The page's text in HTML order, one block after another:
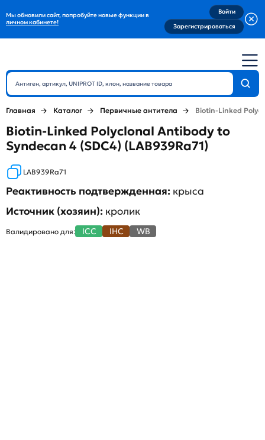
Мы обновили сайт, попробуйте новые функции в
личном кабинете!
Войти
Зарегистрироваться
Главная Каталог Первичные антитела Biotin-Linked
Biotin-Linked Polyclonal Antibody to
Syndecan 4 (SDC4) (LAB939Ra71)
LAB939Ra71
Реактивность подтвержденная: крыса
Источник (хозяин): кролик
Валидировано для: ICC IHC WB